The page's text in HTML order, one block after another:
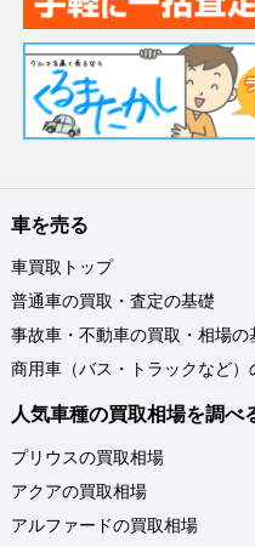
車を売る
車買取トップ
普通車の買取・査定の基礎
事故車・不動車の買取・相場の
商用車（バス・トラックなど）
人気車種の買取相場を調べ
プリウスの買取相場
アクアの買取相場
アルファードの買取相場